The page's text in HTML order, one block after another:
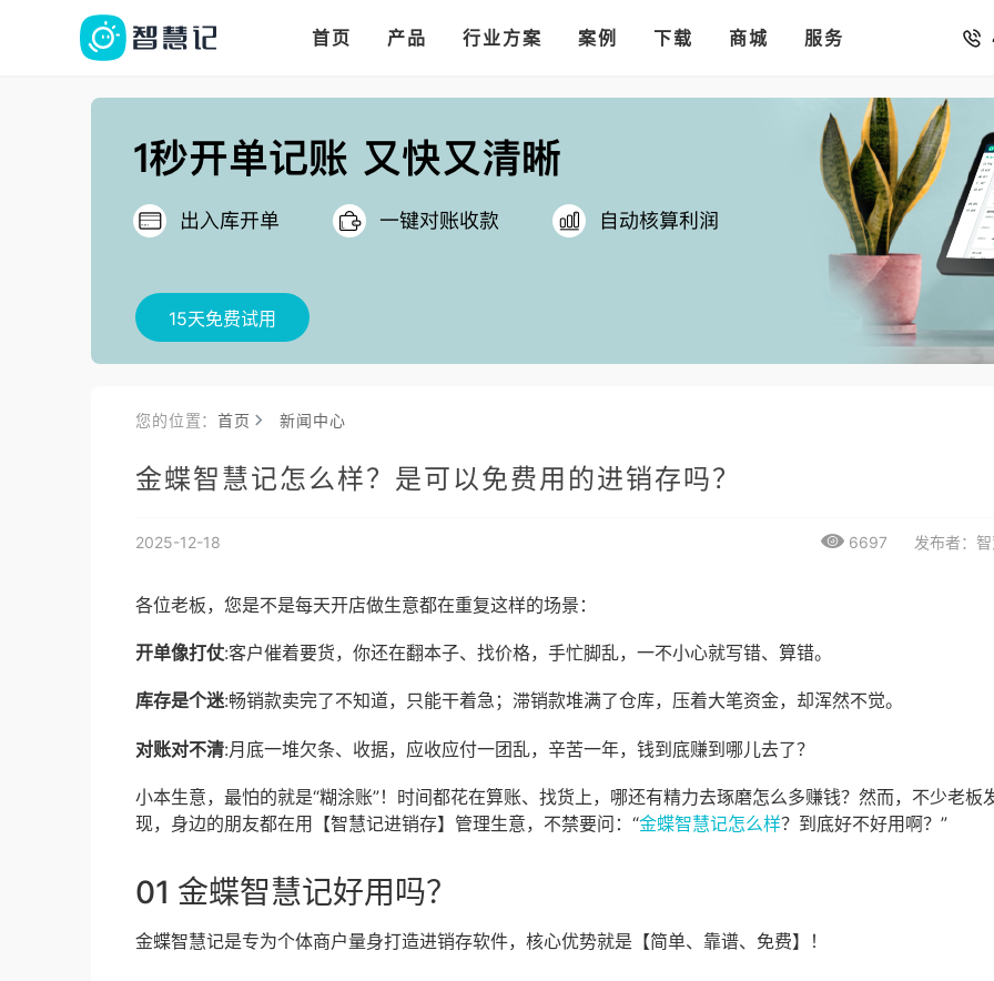
首页 产品
多语言、多币种、多汇率。
行业方案
多店多仓统管，调拨更高效 把你的店铺开进手机微信里
案例 下载 商城 服务
15天免费试用
您的位置：首页 新闻中心
金蝶智慧记怎么样？是可以免费用的进销存吗？
2025-12-18 6697 发布者：
各位老板，您是不是每天开店做生意都在重复这样的场景：
开单像打仗:客户催着要货，你还在翻本子、找价格，手忙脚乱，一不小心就写错、算错。
库存是个迷:畅销款卖完了不知道，只能干着急；滞销款堆满了仓库，压着大笔资金，却浑然不觉。
对账对不清:月底一堆欠条、收据，应收应付一团乱，辛苦一年，钱到底赚到哪儿去了？
小本生意，最怕的就是“糊涂账”！时间都花在算账、找货上，哪还有精力去琢磨怎么多赚钱？然而，不少老板
现，身边的朋友都在用【智慧记进销存】管理生意，不禁要问：“金蝶智慧记怎么样？到底好不好用啊？”
01 金蝶智慧记好用吗？
金蝶智慧记是专为个体商户量身打造进销存软件，核心优势就是【简单、靠谱、免费】！